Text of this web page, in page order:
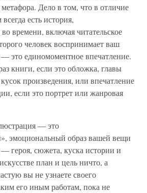
метафора. Дело в том, что в отличие
есть история,
времени, включая читательское
человек воспринимает ваш
это единомоментное впечатление.
книги, если это обложка, главы
произведения, или впечатление
если это портрет или жанровая
— это
эмоциональный образ вашей вещи
героя, сюжета, куска истории и
план и цель ничто, а
вы не узнаете своего
его иным работам, пока не